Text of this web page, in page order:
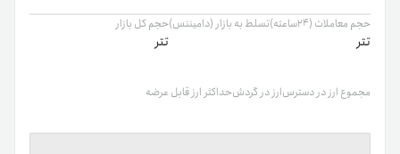
حجم معاملات (۲۴ساعته)
تتر
تسلط به بازار (دامیننس)حجم کل بازار
تتر
مجموع ارز در دسترسارز در گردشحداکثر ارز قابل عرضه